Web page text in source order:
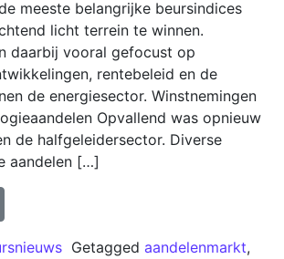
meeste belangrijke beursindices
licht terrein te winnen.
daarbij vooral gefocust op
rentebeleid en de
de energiesector. Winstnemingen
Opvallend was opnieuw
de halfgeleidersector. Diverse
aandelen […]
Getagged aandelenmarkt,